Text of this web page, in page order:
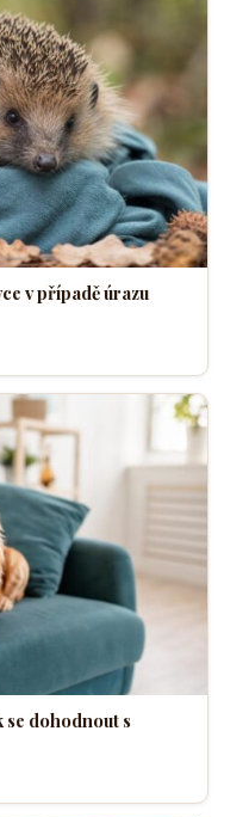
v případě úrazu
se dohodnout s